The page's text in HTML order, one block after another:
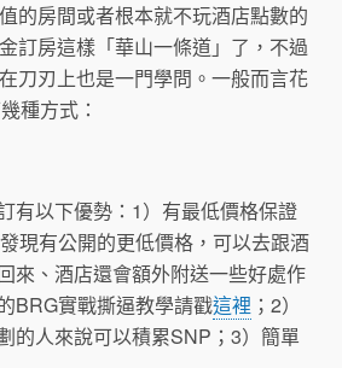
的房間或者根本就不玩酒店點數的
訂房這樣「華山一條道」了，不過
刀刃上也是一門學問。一般而言花
種方式：
有以下優勢：1）有最低價格保證
現有公開的更低價格，可以去跟酒
來、酒店還會額外附送一些好處作
BRG實戰撕逼教學請戳這裡 ；2）
的人來說可以積累SNP；3）簡單